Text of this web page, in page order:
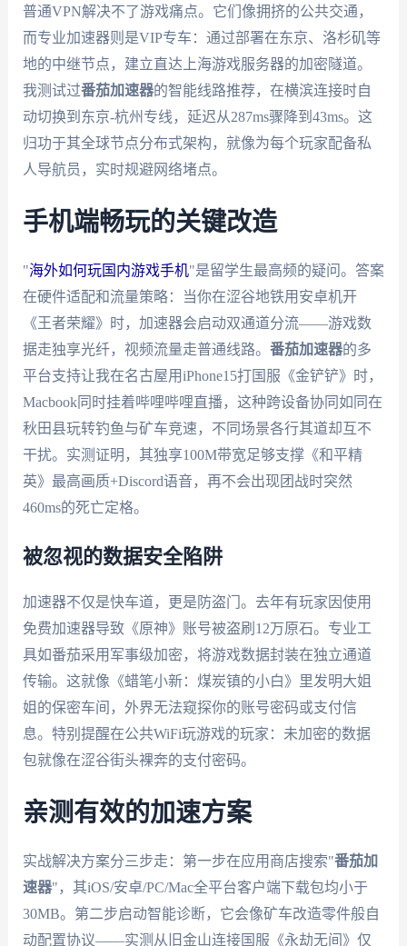
普通VPN解决不了游戏痛点。它们像拥挤的公共交通，
而专业加速器则是VIP专车：通过部署在东京、洛杉矶等
地的中继节点，建立直达上海游戏服务器的加密隧道。
我测试过番茄加速器的智能线路推荐，在横滨连接时自
动切换到东京-杭州专线，延迟从287ms骤降到43ms。这
归功于其全球节点分布式架构，就像为每个玩家配备私
人导航员，实时规避网络堵点。
手机端畅玩的关键改造
"海外如何玩国内游戏手机"是留学生最高频的疑问。答案
在硬件适配和流量策略：当你在涩谷地铁用安卓机开
《王者荣耀》时，加速器会启动双通道分流——游戏数
据走独享光纤，视频流量走普通线路。 番茄加速器的多
平台支持让我在名古屋用iPhone15打国服《金铲铲》时，
Macbook同时挂着哔哩哔哩直播，这种跨设备协同如同在
秋田县玩转钓鱼与矿车竞速，不同场景各行其道却互不
干扰。实测证明，其独享100M带宽足够支撑《和平精
英》最高画质+Discord语音，再不会出现团战时突然
460ms的死亡定格。
被忽视的数据安全陷阱
加速器不仅是快车道，更是防盗门。去年有玩家因使用
免费加速器导致《原神》账号被盗刷12万原石。专业工
具如番茄采用军事级加密，将游戏数据封装在独立通道
传输。这就像《蜡笔小新：煤炭镇的小白》里发明大姐
姐的保密车间，外界无法窥探你的账号密码或支付信
息。特别提醒在公共WiFi玩游戏的玩家：未加密的数据
包就像在涩谷街头裸奔的支付密码。
亲测有效的加速方案
实战解决方案分三步走：第一步在应用商店搜索"番茄加
速器"，其iOS/安卓/PC/Mac全平台客户端下载包均小于
30MB。第二步启动智能诊断，它会像矿车改造零件般自
动配置协议——实测从旧金山连接国服《永劫无间》仅